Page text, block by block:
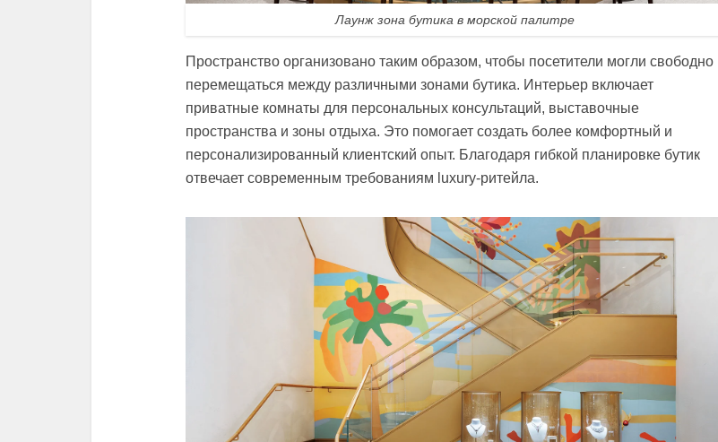
Лаунж зона бутика в морской палитре
Пространство организовано таким образом, чтобы посетители могли свободно
перемещаться между различными зонами бутика. Интерьер включает
приватные комнаты для персональных консультаций, выставочные
пространства и зоны отдыха. Это помогает создать более комфортный и
персонализированный клиентский опыт. Благодаря гибкой планировке бутик
отвечает современным требованиям luxury-ритейла.